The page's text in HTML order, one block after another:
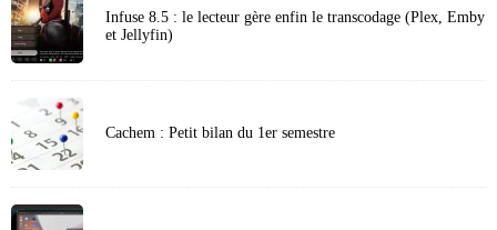
Infuse 8.5 : le lecteur gère enfin le transcodage (Plex, Emby
et Jellyfin)
Cachem : Petit bilan du 1er semestre